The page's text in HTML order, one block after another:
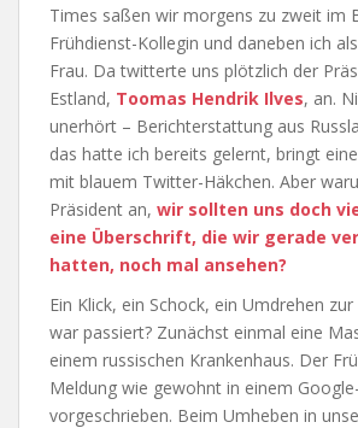
Times saßen wir morgens zu zweit im
Frühdienst-Kollegin und daneben ich
Frau. Da twitterte uns plötzlich der
Estland, Toomas Hendrik Ilves, an.
unerhört – Berichterstattung aus
das hatte ich bereits gelernt, bringt
mit blauem Twitter-Häkchen. Aber
Präsident an, wir sollten uns doch
eine Überschrift, die wir gerade
hatten, noch mal ansehen?
Ein Klick, ein Schock, ein Umdrehen
war passiert? Zunächst einmal eine
einem russischen Krankenhaus. Der
Meldung wie gewohnt in einem
vorgeschrieben. Beim Umheben in